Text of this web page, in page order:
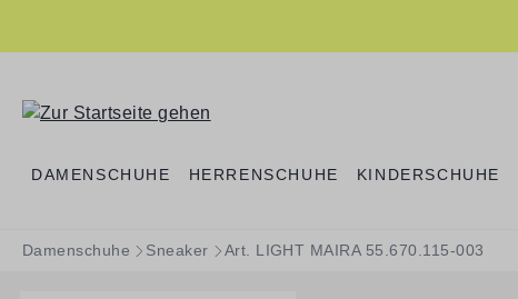
DAMENSCHUHE HERRENSCHUHE KINDERSCHUHE
Damenschuhe Sneaker Art. LIGHT MAIRA 55.670.115-003